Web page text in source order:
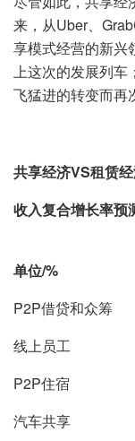
来，从Uber、
享模式经营的新兴
上这次的发展列车
飞猛进的转变而再
共享经济VS租赁
收入复合增长率预
单位/%
P2P借贷和众
线上员工
P2P住宿
汽车共享